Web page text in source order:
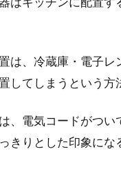
は、冷蔵庫・電子レ
してしまうという方
、電気コードがつい
きりとした印象にな